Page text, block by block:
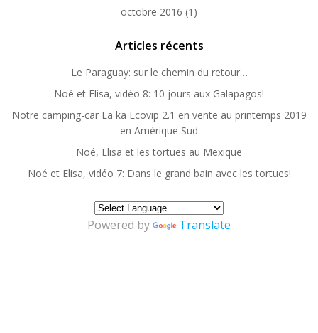
octobre 2016 (1)
Articles récents
Le Paraguay: sur le chemin du retour…
Noé et Elisa, vidéo 8: 10 jours aux Galapagos!
Notre camping-car Laïka Ecovip 2.1 en vente au printemps 2019
en Amérique Sud
Noé, Elisa et les tortues au Mexique
Noé et Elisa, vidéo 7: Dans le grand bain avec les tortues!
Powered by Translate